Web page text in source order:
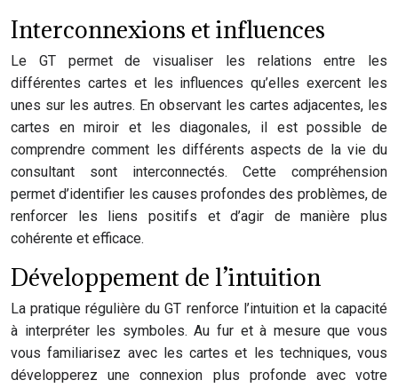
Interconnexions et influences
Le GT permet de visualiser les relations entre les
différentes cartes et les influences qu’elles exercent les
unes sur les autres. En observant les cartes adjacentes, les
cartes en miroir et les diagonales, il est possible de
comprendre comment les différents aspects de la vie du
consultant sont interconnectés. Cette compréhension
permet d’identifier les causes profondes des problèmes, de
renforcer les liens positifs et d’agir de manière plus
cohérente et efficace.
Développement de l’intuition
La pratique régulière du GT renforce l’intuition et la capacité
à interpréter les symboles. Au fur et à mesure que vous
vous familiarisez avec les cartes et les techniques, vous
développerez une connexion plus profonde avec votre